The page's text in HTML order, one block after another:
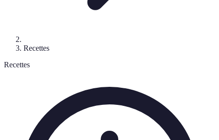
Recettes
Recettes